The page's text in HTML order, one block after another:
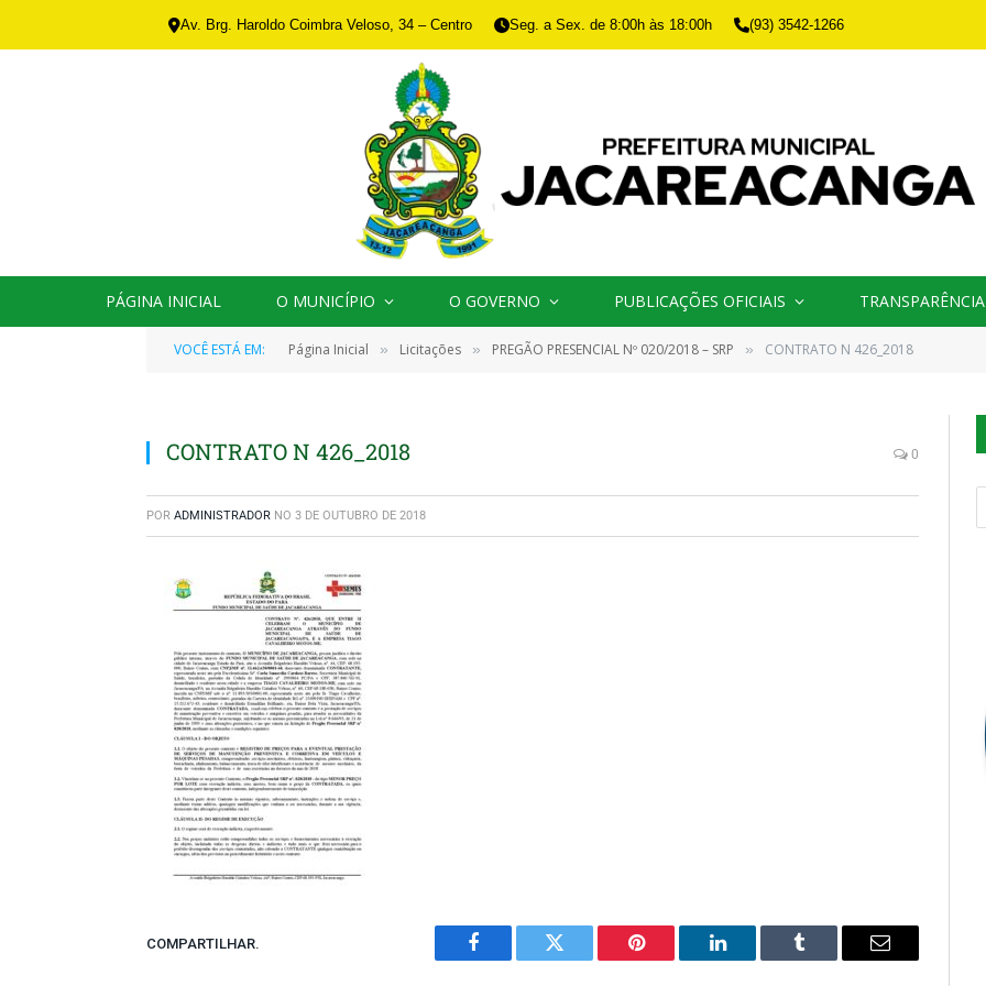
Av. Brg. Haroldo Coimbra Veloso, 34 – Centro Seg. a Sex. de 8:00h às 18:00h (93) 3542-1266
PÁGINA INICIAL O MUNICÍPIO O GOVERNO PUBLICAÇÕES OFICIAIS TRANSPARÊNCIA
VOCÊ ESTÁ EM: Página Inicial » Licitações » PREGÃO PRESENCIAL Nº 020/2018 – SRP » CONTRATO N 426_2018
CONTRATO N 426_2018 0
POR ADMINISTRADOR NO 3 DE OUTUBRO DE 2018
COMPARTILHAR.
Facebook Twitter Pinterest
O
Tumblr
E-